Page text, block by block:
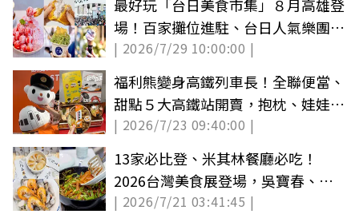
最好玩「台日美食市集」８月高雄登
場！百家攤位進駐、台日人氣樂團接
力開唱
| 2026/7/29 10:00:00 |
福利熊變身高鐵列車長！全聯便當、
甜點５大高鐵站開賣，抱枕、娃娃必
收
| 2026/7/23 09:40:00 |
13家必比登、米其林餐廳必吃！
2026台灣美食展登場，吳寶春、阿
基師都來了
| 2026/7/21 03:41:45 |